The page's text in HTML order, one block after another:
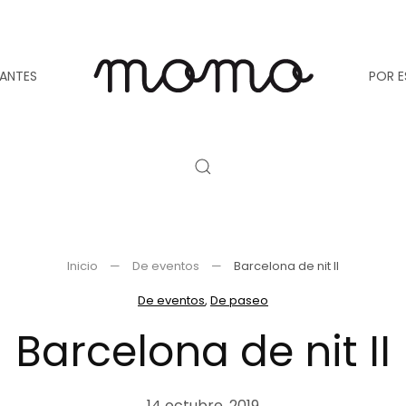
POR
Inicio De eventos
Barcelona de nit II
De eventos, De paseo
Barcelona de nit II